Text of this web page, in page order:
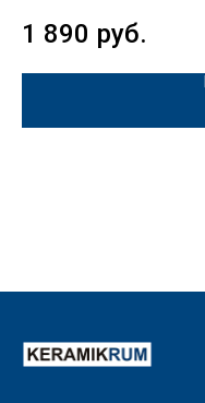
1 890 руб.